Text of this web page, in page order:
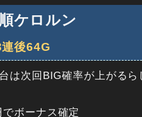
ケロルン
後64G
は次回BIG確率が上がるら
ボーナス確定